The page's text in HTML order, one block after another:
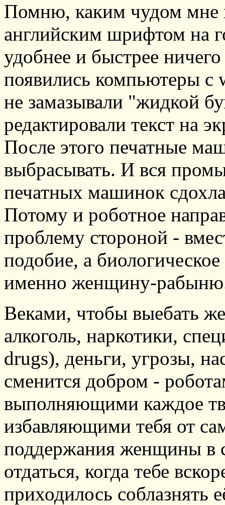
Помню, каким чудом мне
английским шрифтом на
удобнее и быстрее
появились компьютеры с
не замазывали "жидкой
редактировали текст на
После этого печатные
выбрасывать. И вся
печатных машинок
Потому и роботное
проблему стороной -
подобие, а
именно женщину-
Веками, чтобы выебать
алкоголь, наркотики,
drugs), деньги, угрозы,
сменится добром -
выполняющими каждое
избавляющими тебя от
поддержания женщины в
отдаться, когда тебе
приходилось соблазнять